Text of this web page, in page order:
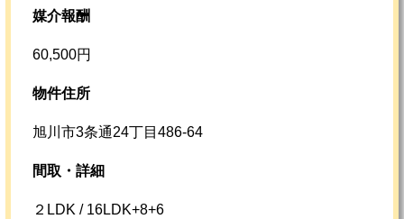
媒介報酬
60,500円
物件住所
旭川市3条通24丁目486-64
間取・詳細
２LDK / 16LDK+8+6